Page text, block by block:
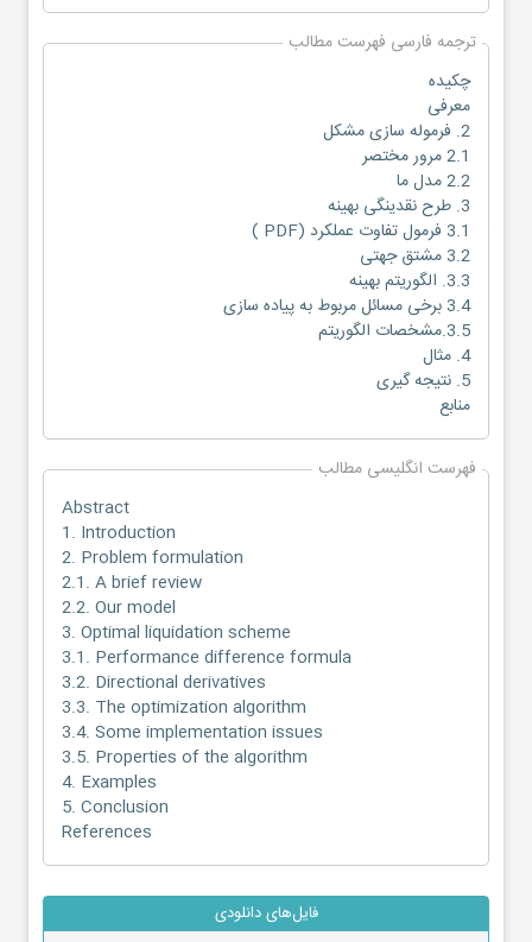
ترجمه فارسی فهرست مطالب
چکیده
معرفی
2. فرموله سازی مشکل
2.1 مرور مختصر
2.2 مدل ما
3. طرح نقدینگی بهینه
3.1 فرمول تفاوت عملکرد (PDF )
3.2 مشتق جهتی
3.3. الگوریتم بهینه
3.4 برخی مسائل مربوط به پیاده سازی
3.5.مشخصات الگوریتم
4. مثال
5. نتیجه گیری
منابع
فهرست انگلیسی مطالب
Abstract
1. Introduction
2. Problem formulation
2.1. A brief review
2.2. Our model
3. Optimal liquidation scheme
3.1. Performance difference formula
3.2. Directional derivatives
3.3. The optimization algorithm
3.4. Some implementation issues
3.5. Properties of the algorithm
4. Examples
5. Conclusion
References
فایل‌های دانلودی